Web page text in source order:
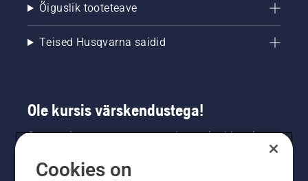
Õiguslik tooteteave
Teised Husqvarna saidid
Ole kursis värskendustega!
Saa uusimat teavet uute toodete, eripakkumiste
saamiseks siin.
Cookies on